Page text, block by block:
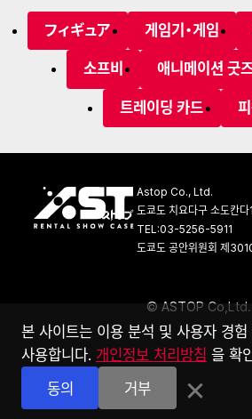
フィギュア 게임기・게임
소프비 애니메이션 굿
트레이딩 카드
Astop Co., Ltd.
도쿄도 치요다구 소도칸
TEL:03-5256-5911
도쿄도 공안위원회 제
© ASTOP Co Ltd.
본 사이트는 이용 분석 및 사용자 경
사용합니다. 개인정보 처리방침 을 확
동의
거부 ×